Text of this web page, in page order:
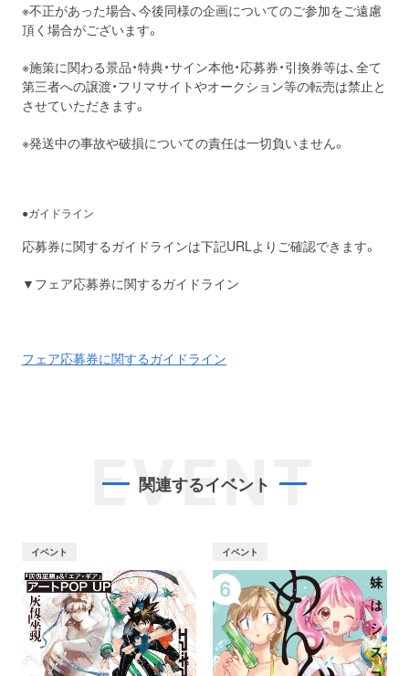
※不正があった場合、今後同様の企画についてのご参加をご遠慮
頂く場合がございます。
※施策に関わる景品・特典・サイン本他・応募券・引換券等は、全て
第三者への譲渡・フリマサイトやオークション等の転売は禁止と
させていただきます。
※発送中の事故や破損についての責任は一切負いません。
●ガイドライン
応募券に関するガイドラインは下記URLよりご確認できます。
▼フェア応募券に関するガイドライン
フェア応募券に関するガイドライン
EVENT
関連するイベント
イベント イベント